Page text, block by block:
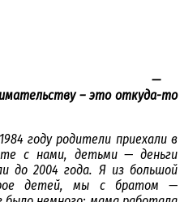
—
– это откуда-то
году родители приехали в
с нами, детьми — деньги
до 2004 года. Я из большой
детей, мы с братом —